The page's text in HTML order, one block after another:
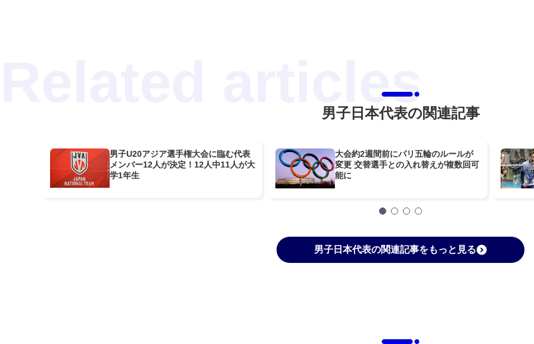
男子日本代表の関連記事
男子U20アジア選手権大会に臨む代表
メンバー12人が決定！12人中11人が大
学1年生
大会約2週間前にパリ五輪のルールが
変更 交替選手との入れ替えが複数回可
能に
男子日本代表の関連記事をもっと見る